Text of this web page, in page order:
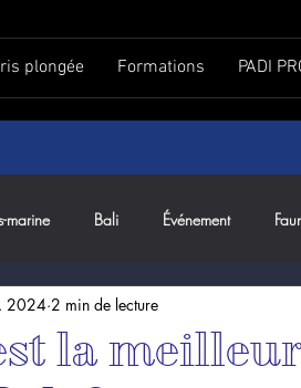
plongée Formations PADI
marine Bali Événement
la
2024 2 min de lecture